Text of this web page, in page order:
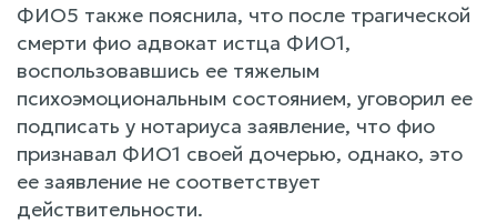
ФИО5 также пояснила, что после трагической
смерти фио адвокат истца ФИО1,
воспользовавшись ее тяжелым
психоэмоциональным состоянием, уговорил ее
подписать у нотариуса заявление, что фио
признавал ФИО1 своей дочерью, однако, это
ее заявление не соответствует
действительности.